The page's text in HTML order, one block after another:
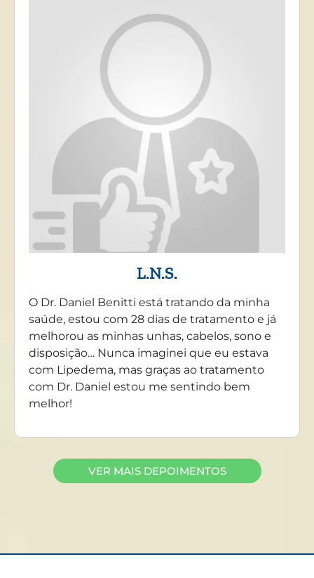
L.N.S.
O Dr. Daniel Benitti está tratando da minha
saúde, estou com 28 dias de tratamento e já
melhorou as minhas unhas, cabelos, sono e
disposição… Nunca imaginei que eu estava
com Lipedema, mas graças ao tratamento
com Dr. Daniel estou me sentindo bem
melhor!
VER MAIS DEPOIMENTOS